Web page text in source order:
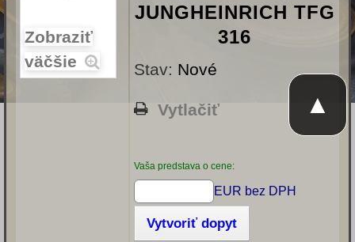
Zobraziť
väčšie
JUNGHEINRICH TFG
316
Stav: Nové
Vytlačiť
Vaša predstava o cene:
EUR bez DPH
Vytvoriť dopyt
▲